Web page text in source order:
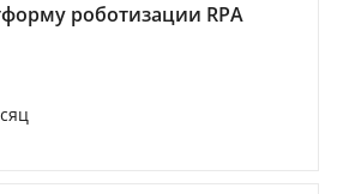
роботизации RPA